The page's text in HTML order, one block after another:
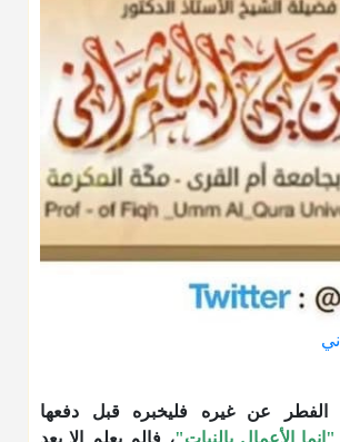
عن غيره فليخبره قبل دفعها
"إنما الأعمال بالنيات"، فإلم يعلم إلا بعد